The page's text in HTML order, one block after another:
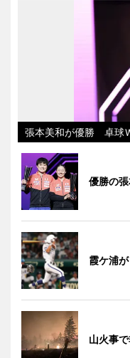
張本美和が優勝 卓球
優勝の
霞ケ浦
山火事